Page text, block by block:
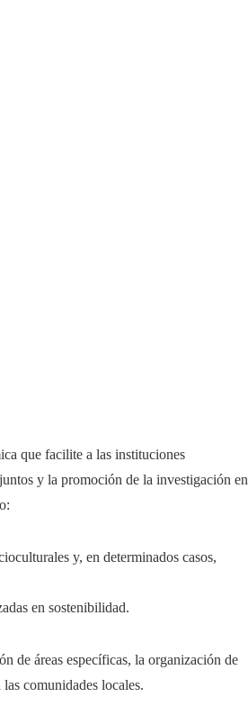
que facilite a las instituciones
y la promoción de la investigación en
y, en determinados casos,
en sostenibilidad.
de áreas específicas, la organización de
comunidades locales.